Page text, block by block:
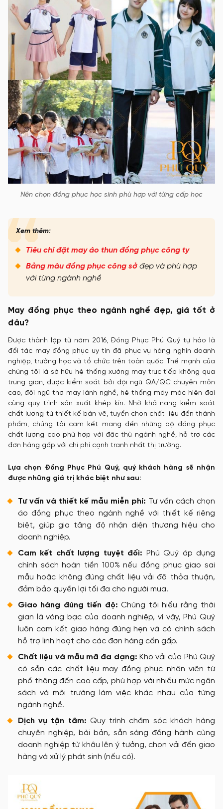
Nên chọn đồng phục học sinh phù hợp với từng cấp học
Xem thêm:
Tiêu chí đặt may áo thun đồng phục công ty
Bảng màu đồng phục công sở đẹp và phù hợp
với từng ngành nghề
May đồng phục theo ngành nghề đẹp, giá tốt ở
đâu?
Được thành lập từ năm 2016, Đồng Phục Phú Quý tự hào là
đối tác may đồng phục uy tín đã phục vụ hàng nghìn doanh
nghiệp, trường học và tổ chức trên toàn quốc. Thế mạnh của
chúng tôi là sở hữu hệ thống xưởng may trực tiếp không qua
trung gian, được kiểm soát bởi đội ngũ QA/QC chuyên môn
cao, đội ngũ thợ may lành nghề, hệ thống máy móc hiện đại
cùng quy trình sản xuất khép kín. Nhờ khả năng kiểm soát
chất lượng từ thiết kế bản vẽ, tuyển chọn chất liệu đến thành
phẩm, chúng tôi cam kết mang đến những bộ đồng phục
chất lượng cao phù hợp với đặc thù ngành nghề, hỗ trợ các
đơn hàng gấp với chi phí cạnh tranh nhất thị trường.
Lựa chọn Đồng Phục Phú Quý, quý khách hàng sẽ nhận
được những giá trị khác biệt như sau:
Tư vấn và thiết kế mẫu miễn phí: Tư vấn cách chọn
áo đồng phục theo ngành nghề với thiết kế riêng
biệt, giúp gia tăng độ nhận diện thương hiệu cho
doanh nghiệp.
Cam kết chất lượng tuyệt đối: Phú Quý áp dụng
chính sách hoàn tiền 100% nếu đồng phục giao sai
mẫu hoặc không đúng chất liệu vải đã thỏa thuận,
đảm bảo quyền lợi tối đa cho người mua.
Giao hàng đúng tiến độ: Chúng tôi hiểu rằng thời
gian là vàng bạc của doanh nghiệp, vì vậy, Phú Quý
luôn cam kết giao hàng đúng hẹn và có chính sách
hỗ trợ linh hoạt cho các đơn hàng cần gấp.
Chất liệu và mẫu mã đa dạng: Kho vải của Phú Quý
có sẵn các chất liệu may đồng phục nhân viên từ
phổ thông đến cao cấp, phù hợp với nhiều mức ngân
sách và môi trường làm việc khác nhau của từng
ngành nghề.
Dịch vụ tận tâm: Quy trình chăm sóc khách hàng
chuyên nghiệp, bài bản, sẵn sàng đồng hành cùng
doanh nghiệp từ khâu lên ý tưởng, chọn vải đến giao
hàng và xử lý phát sinh (nếu có).